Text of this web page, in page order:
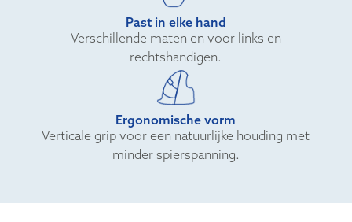
Past in elke hand
Verschillende maten en voor links en
rechtshandigen.
Ergonomische vorm
Verticale grip voor een natuurlijke houding met
minder spierspanning.